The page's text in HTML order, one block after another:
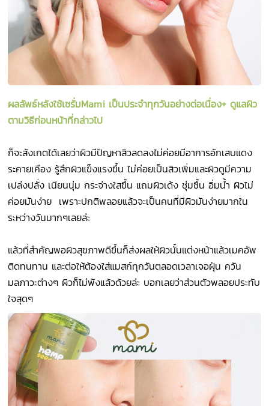
ผลลัพธ์หลังใช้เซรั่มMami เป็นประจำทุกวันอย่างต่อเนื่อง+ ดูแลผิว
ตามวิธีก่อนหน้าที่กล่าวไป
ก็จะสังเกตได้เลยว่าผิวมีปัญหาสิวลดลงไม่ค่อยมีอาการอักเสบแดง
ระคายเคือง รู้สึกผิวแข็งแรงขึ้น ไม่ค่อยเป็นสิวเพิ่มและผิวดูมีความ
เปล่งปลั่ง เนียนนุ่ม กระจ่างใสขึ้น แถมผิวเด้ง ชุ่มชื้น อิ่มน้ำ ผิวไม่
ค่อยมันง่าย เพราะปกติพลอยแล้วจะเป็นคนที่มีผิวมันง่ายมากใน
ระหว่างวันมากๆเลยล่ะ
แล้วที่สำคัญพอผิวสุขภาพดีขึ้นก็ส่งผลให้ผิวนั้นแต่งหน้าแล้วเมคอัพ
ติดทนทาน และต่อให้ต้องใส่แมสก์ทุกวันตลอดเวลาเจอฝุ่น ควัน
มลภาวะต่างๆ ผิวก็ไม่พังแล้วด้วยล่ะ บอกเลยว่าส่วนตัวพลอยประทับ
ใจสุดๆ